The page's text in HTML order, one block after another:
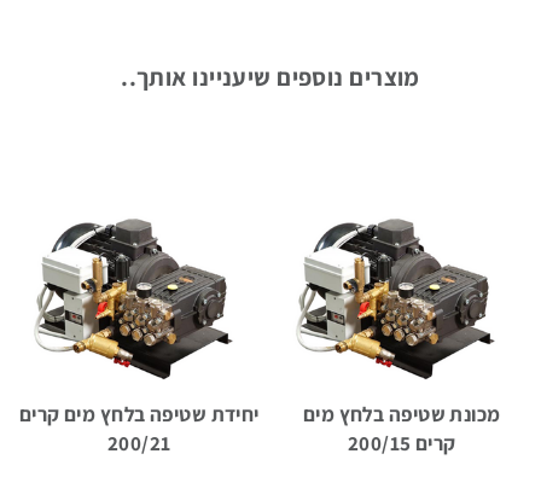
מכונות
אוטומטיות
לניקוי
חביות
ומכלים
מוצרים נוספים שיעניינו אותך..
מכונת שטיפה בלחץ מים
קרים 200/15
יחידת שטיפה בלחץ מים קרים
200/21